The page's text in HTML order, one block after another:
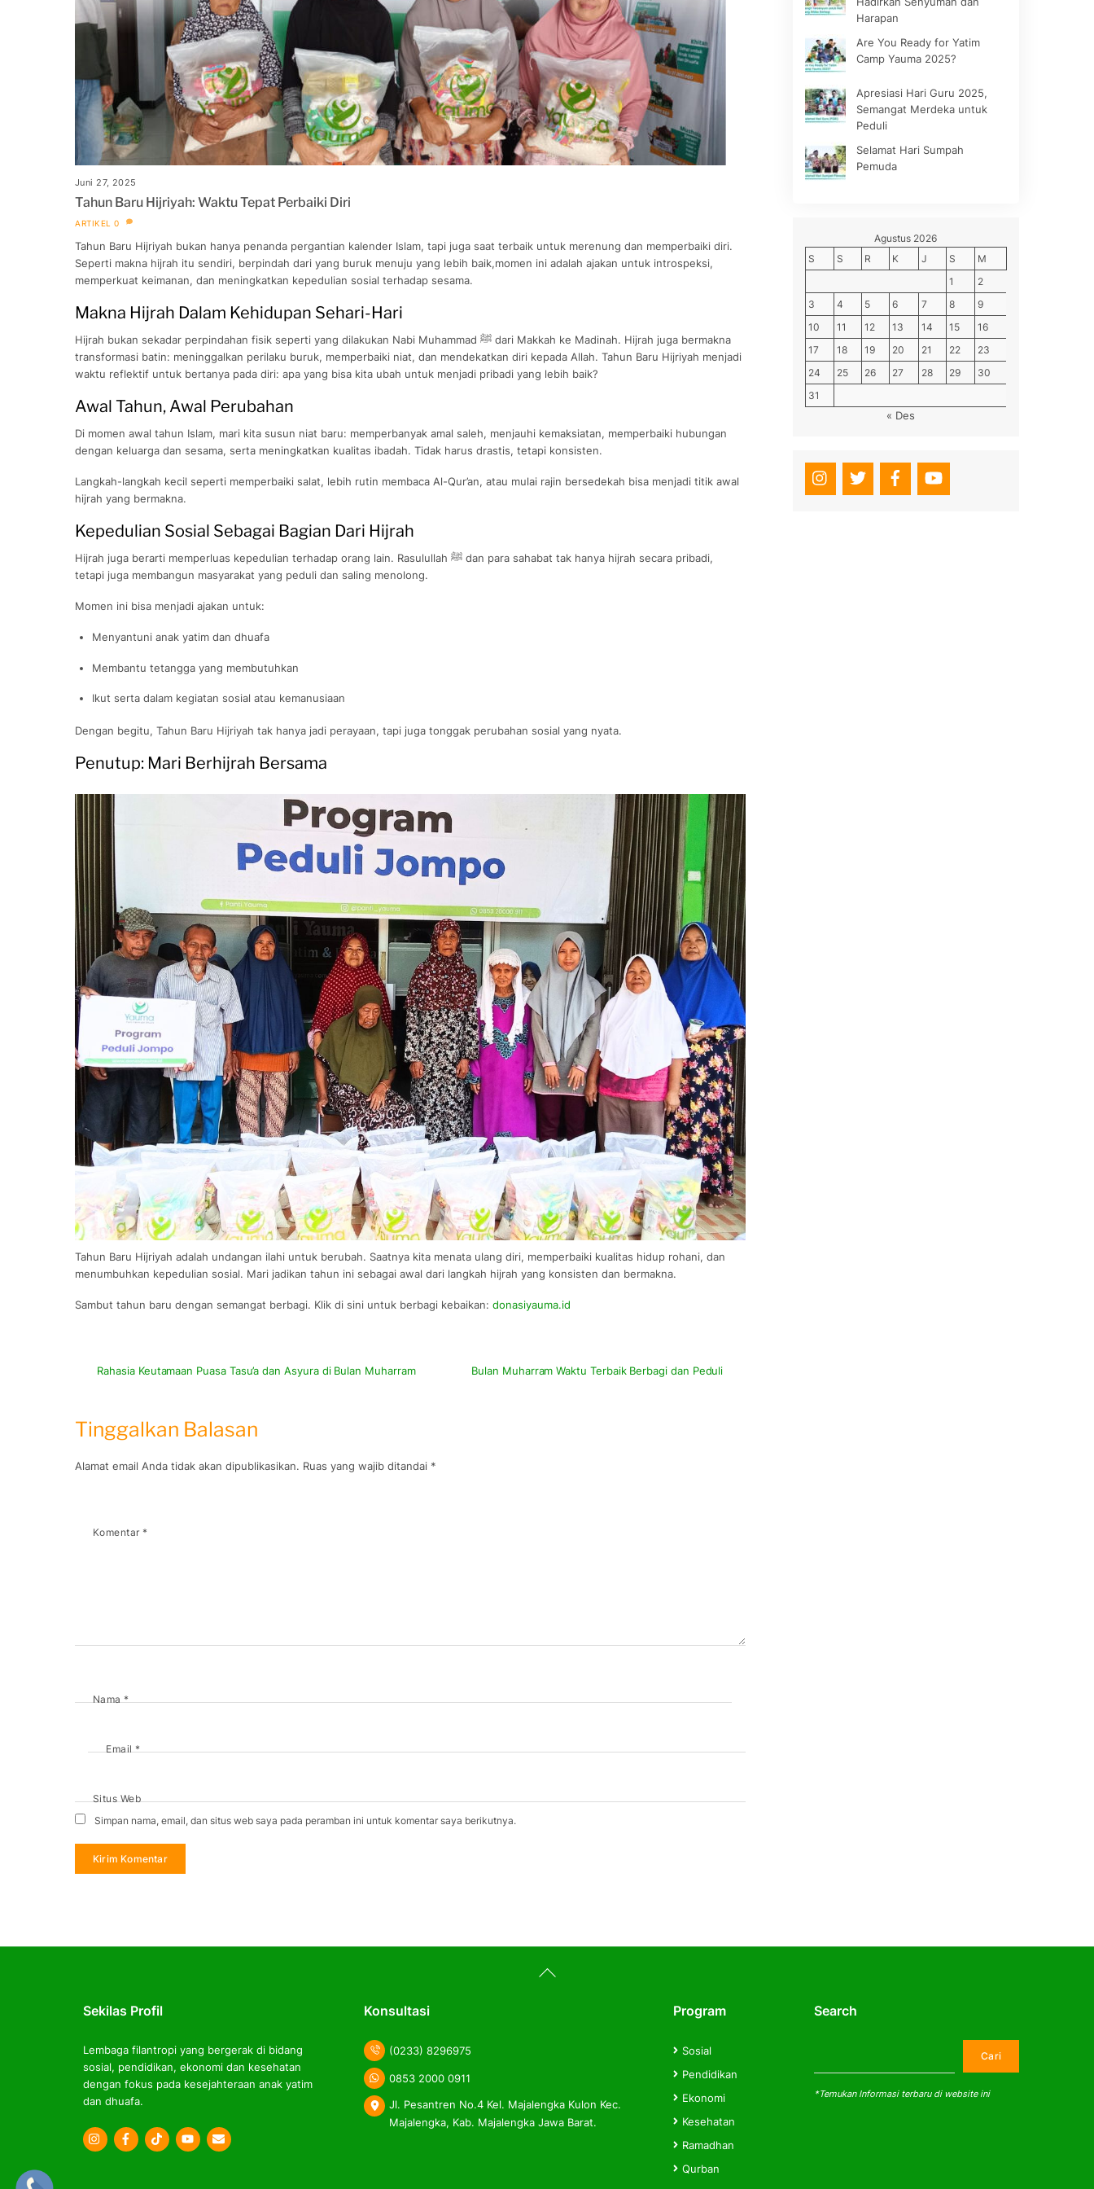
Juni 27, 2025
Tahun Baru Hijriyah: Waktu Tepat Perbaiki Diri
ARTIKEL 0
Tahun Baru Hijriyah bukan hanya penanda pergantian kalender Islam, tapi juga saat terbaik untuk merenung dan memperbaiki diri.
Seperti makna hijrah itu sendiri, berpindah dari yang buruk menuju yang lebih baik,momen ini adalah ajakan untuk introspeksi,
memperkuat keimanan, dan meningkatkan kepedulian sosial terhadap sesama.
Makna Hijrah Dalam Kehidupan Sehari-Hari
Hijrah bukan sekadar perpindahan fisik seperti yang dilakukan Nabi Muhammad ﷺ dari Makkah ke Madinah. Hijrah juga bermakna
transformasi batin: meninggalkan perilaku buruk, memperbaiki niat, dan mendekatkan diri kepada Allah. Tahun Baru Hijriyah menjadi
waktu reflektif untuk bertanya pada diri: apa yang bisa kita ubah untuk menjadi pribadi yang lebih baik?
Awal Tahun, Awal Perubahan
Di momen awal tahun Islam, mari kita susun niat baru: memperbanyak amal saleh, menjauhi kemaksiatan, memperbaiki hubungan
dengan keluarga dan sesama, serta meningkatkan kualitas ibadah. Tidak harus drastis, tetapi konsisten.
Langkah-langkah kecil seperti memperbaiki salat, lebih rutin membaca Al-Qur’an, atau mulai rajin bersedekah bisa menjadi titik awal
hijrah yang bermakna.
Kepedulian Sosial Sebagai Bagian Dari Hijrah
Hijrah juga berarti memperluas kepedulian terhadap orang lain. Rasulullah ﷺ dan para sahabat tak hanya hijrah secara pribadi,
tetapi juga membangun masyarakat yang peduli dan saling menolong.
Momen ini bisa menjadi ajakan untuk:
Menyantuni anak yatim dan dhuafa
Membantu tetangga yang membutuhkan
Ikut serta dalam kegiatan sosial atau kemanusiaan
Dengan begitu, Tahun Baru Hijriyah tak hanya jadi perayaan, tapi juga tonggak perubahan sosial yang nyata.
Penutup: Mari Berhijrah Bersama
Tahun Baru Hijriyah adalah undangan ilahi untuk berubah. Saatnya kita menata ulang diri, memperbaiki kualitas hidup rohani, dan
menumbuhkan kepedulian sosial. Mari jadikan tahun ini sebagai awal dari langkah hijrah yang konsisten dan bermakna.
Sambut tahun baru dengan semangat berbagi. Klik di sini untuk berbagi kebaikan: donasiyauma.id
Rahasia Keutamaan Puasa Tasu’a dan Asyura di Bulan Muharram Bulan Muharram Waktu Terbaik Berbagi dan Peduli
Tinggalkan Balasan
Alamat email Anda tidak akan dipublikasikan. Ruas yang wajib ditandai *
Komentar *
Nama *
Email *
Situs Web
Simpan nama, email, dan situs web saya pada peramban ini untuk komentar saya berikutnya.
Harapan
Are You Ready for Yatim
Camp Yauma 2025?
Apresiasi Hari Guru 2025,
Semangat Merdeka untuk
Peduli
Selamat Hari Sumpah
Pemuda
Agustus 2026
S
S R K J S
M
1
2
3
4 5 6 7 8
9
10
11 12 13 14 15
16
17
18 19 20 21 22
23
24
25 26 27 28 29
30
31
« Des
Back
To
Sekilas Profil
Lembaga filantropi yang bergerak di bidang
sosial, pendidikan, ekonomi dan kesehatan
dengan fokus pada kesejahteraan anak yatim
dan dhuafa.
Icon
Icon
Icon
Konsultasi
(0233) 8296975
0853 2000 0911
Jl. Pesantren No.4 Kel. Majalengka Kulon Kec.
Majalengka, Kab. Majalengka Jawa Barat.
Program
Sosial
Pendidikan
Ekonomi
Kesehatan
Ramadhan
Qurban
Search
Cari
*Temukan Informasi terbaru di website ini